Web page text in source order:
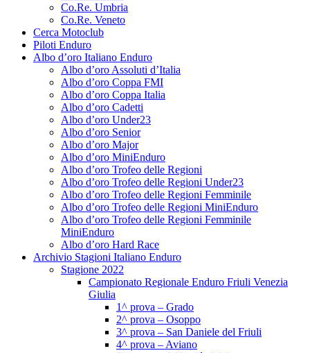
Co.Re. Umbria
Co.Re. Veneto
Cerca Motoclub
Piloti Enduro
Albo d’oro Italiano Enduro
Albo d’oro Assoluti d’Italia
Albo d’oro Coppa FMI
Albo d’oro Coppa Italia
Albo d’oro Cadetti
Albo d’oro Under23
Albo d’oro Senior
Albo d’oro Major
Albo d’oro MiniEnduro
Albo d’oro Trofeo delle Regioni
Albo d’oro Trofeo delle Regioni Under23
Albo d’oro Trofeo delle Regioni Femminile
Albo d’oro Trofeo delle Regioni MiniEnduro
Albo d’oro Trofeo delle Regioni Femminile
MiniEnduro
Albo d’oro Hard Race
Archivio Stagioni Italiano Enduro
Stagione 2022
Campionato Regionale Enduro Friuli Venezia
Giulia
1^ prova – Grado
2^ prova – Osoppo
3^ prova – San Daniele del Friuli
4^ prova – Aviano